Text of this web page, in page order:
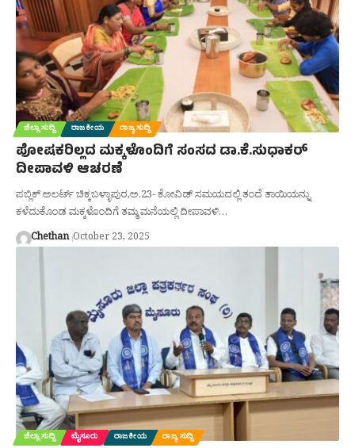
ಜಿಲ್ಲಾ ಸುದ್ದಿ ರಾಜಕೀಯ ರಾಜ್ಯ ಸುದ್ದಿ
ಪೋಷಕರಿಲ್ಲದ ಮಕ್ಕಳೊಂದಿಗೆ ಸಂಸದ ಡಾ.ಕೆ.ಸುಧಾಕರ್‌
ದೀಪಾವಳಿ ಆಚರಣೆ
ಪಬ್ಲಿಕ್ ಅಲರ್ಟ್ ಚಿಕ್ಕಬಳ್ಳಾಪುರ,ಅ.23- ಕೋವಿಡ್‌ ಸಮಯದಲ್ಲಿ ತಂದೆ ತಾಯಿಯನ್ನು
ಕಳೆದುಕೊಂಡ ಮಕ್ಕಳೊಂದಿಗೆ ತಮ್ಮ ಮನೆಯಲ್ಲಿ ದೀಪಾವಳಿ…
Chethan October 23, 2025
ಜಿಲ್ಲಾ ಸುದ್ದಿ ಮೈಸೂರು ರಾಜಕೀಯ ರಾಜ್ಯ ಸುದ್ದಿ